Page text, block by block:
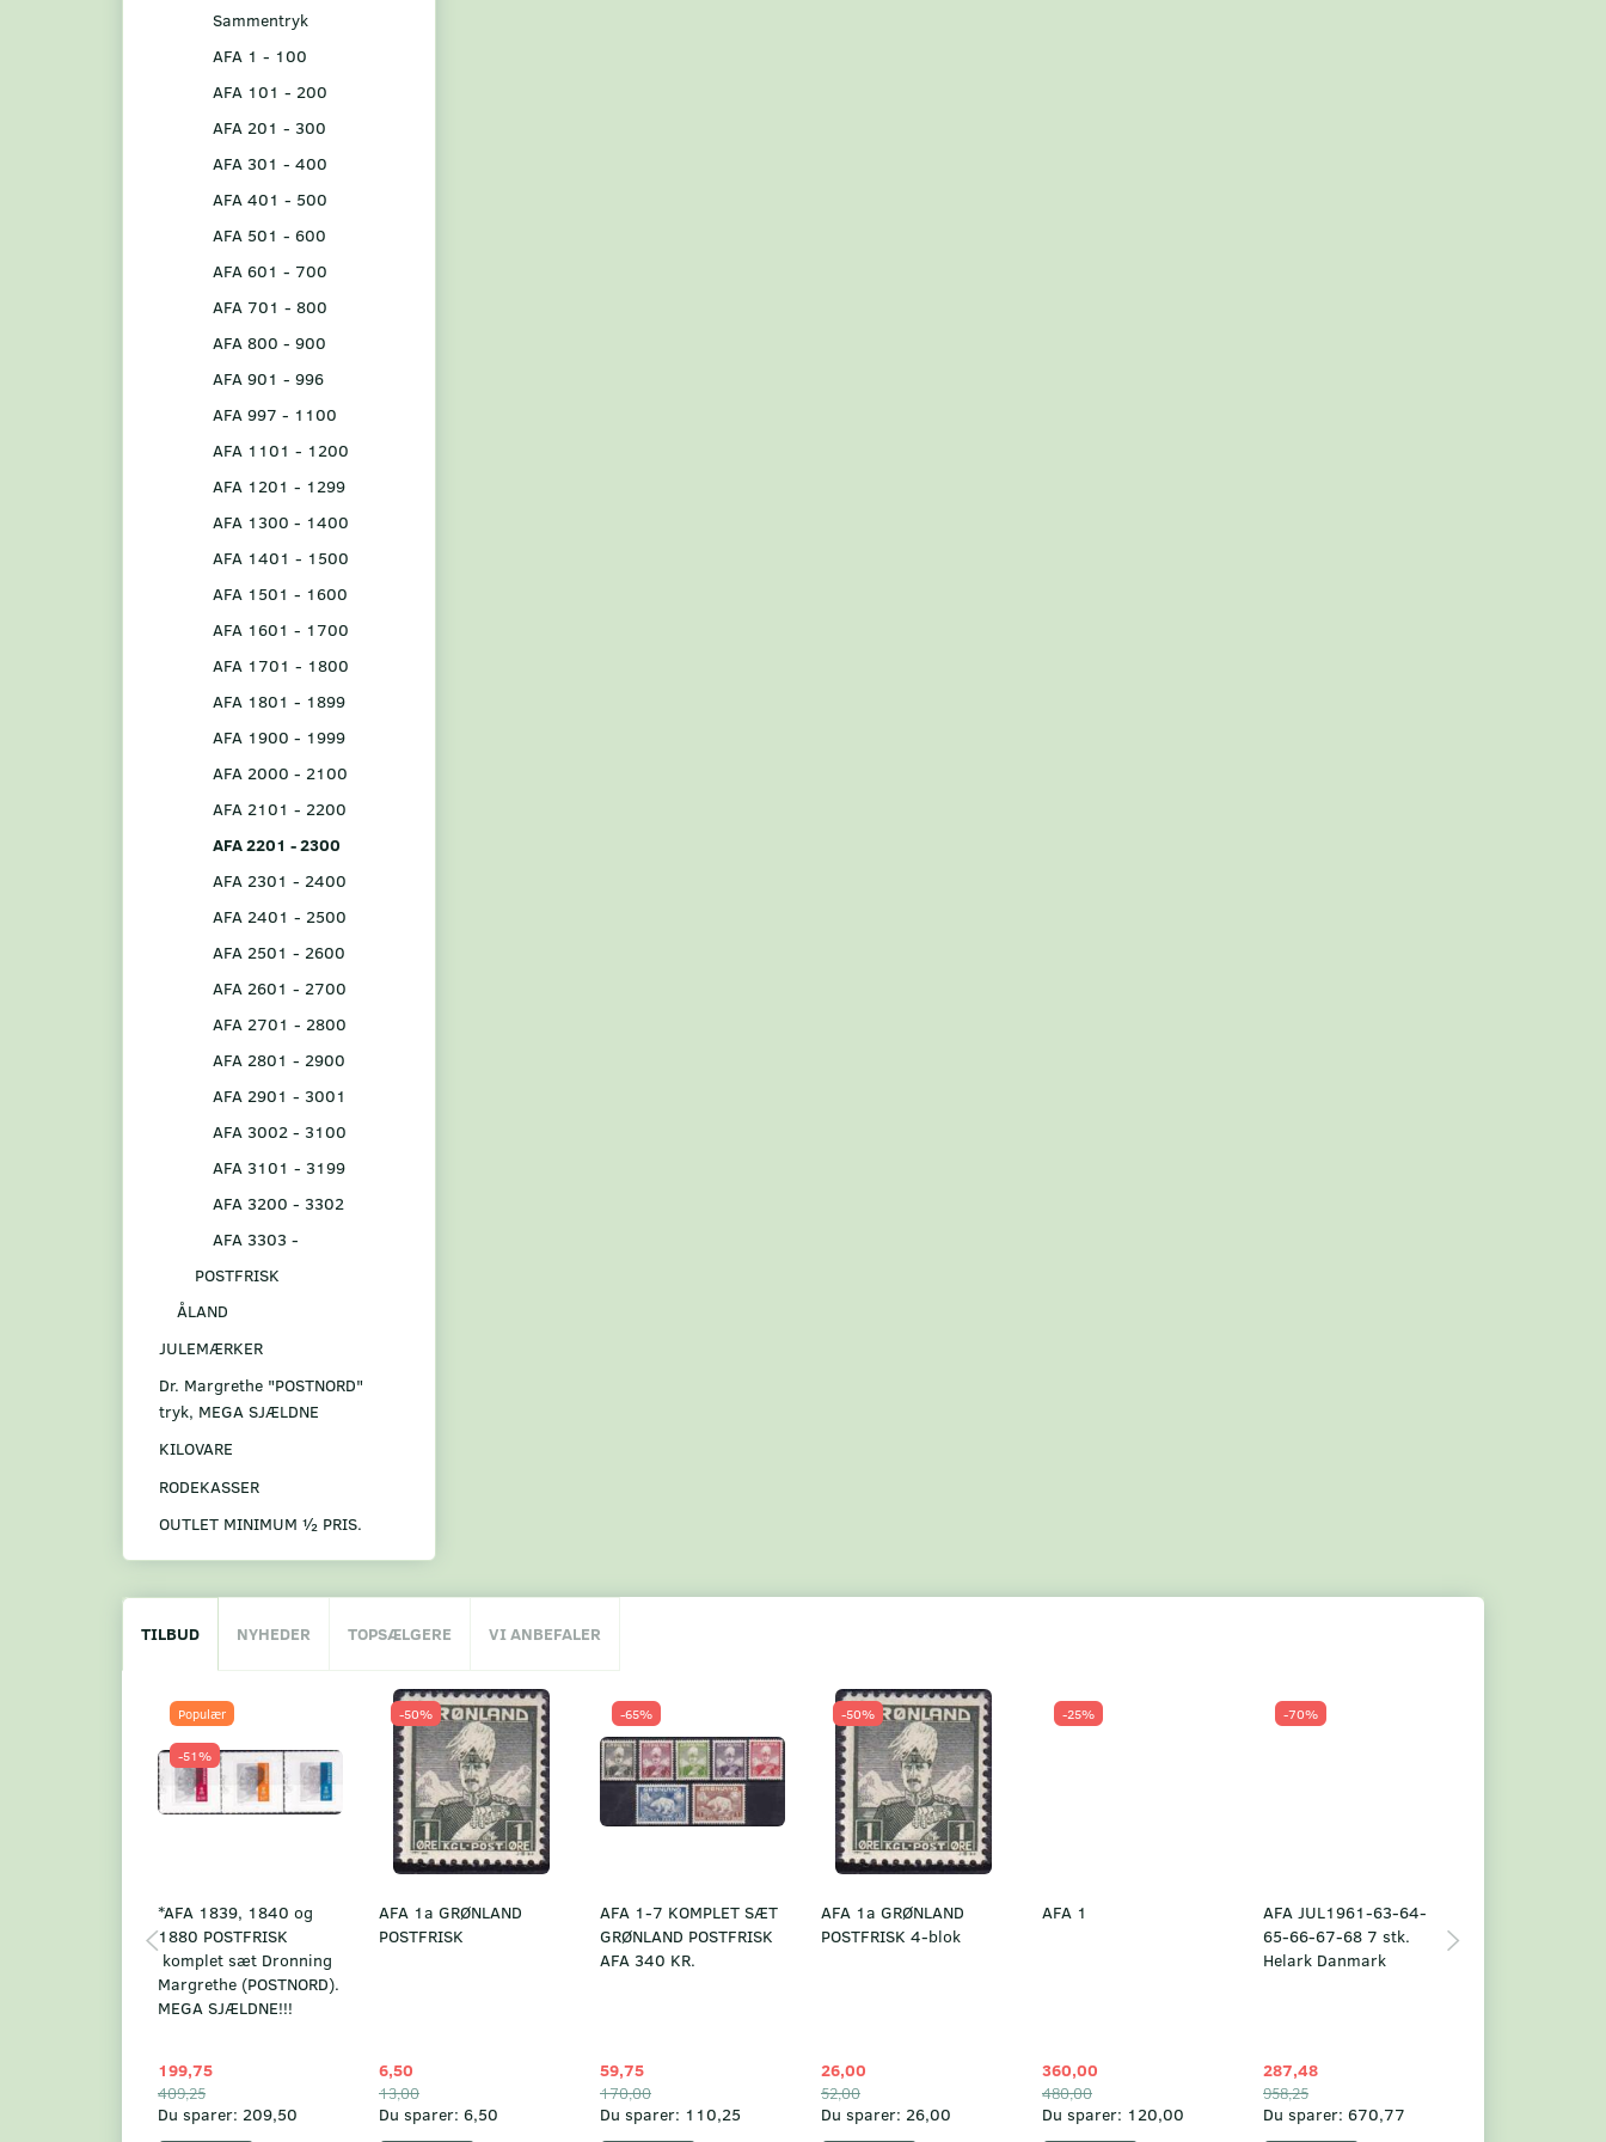
Sammentryk
AFA 1 - 100
AFA 101 - 200
AFA 201 - 300
AFA 301 - 400
AFA 401 - 500
AFA 501 - 600
AFA 601 - 700
AFA 701 - 800
AFA 800 - 900
AFA 901 - 996
AFA 997 - 1100
AFA 1101 - 1200
AFA 1201 - 1299
AFA 1300 - 1400
AFA 1401 - 1500
AFA 1501 - 1600
AFA 1601 - 1700
AFA 1701 - 1800
AFA 1801 - 1899
AFA 1900 - 1999
AFA 2000 - 2100
AFA 2101 - 2200
AFA 2201 - 2300
AFA 2301 - 2400
AFA 2401 - 2500
AFA 2501 - 2600
AFA 2601 - 2700
AFA 2701 - 2800
AFA 2801 - 2900
AFA 2901 - 3001
AFA 3002 - 3100
AFA 3101 - 3199
AFA 3200 - 3302
AFA 3303 -
POSTFRISK
ÅLAND
JULEMÆRKER
Dr. Margrethe "POSTNORD"
tryk, MEGA SJÆLDNE
KILOVARE
RODEKASSER
OUTLET MINIMUM ½ PRIS.
TILBUD NYHEDER TOPSÆLGERE VI ANBEFALER
Populær
-51%
*AFA 1839, 1840 og
1880 POSTFRISK
komplet sæt Dronning
Margrethe (POSTNORD).
MEGA SJÆLDNE!!!
199,75
409,25
Du sparer: 209,50
-50%
AFA 1a GRØNLAND
POSTFRISK
6,50
13,00
Du sparer: 6,50
-65%
AFA 1-7 KOMPLET SÆT
GRØNLAND POSTFRISK
AFA 340 KR.
59,75
170,00
Du sparer: 110,25
-50%
AFA 1a GRØNLAND
POSTFRISK 4-blok
26,00
52,00
Du sparer: 26,00
-25%
AFA 1
360,00
480,00
Du sparer: 120,00
-70%
AFA JUL1961-63-64-
65-66-67-68 7 stk.
Helark Danmark
287,48
958,25
Du sparer: 670,77